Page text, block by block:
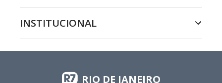
INSTITUCIONAL
RIO DE JANEIRO